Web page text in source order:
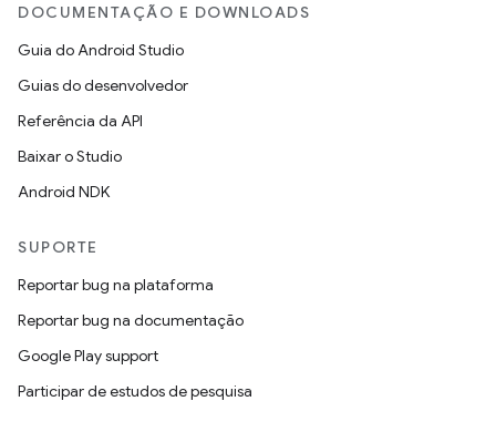
DOCUMENTAÇÃO E DOWNLOADS
Guia do Android Studio
Guias do desenvolvedor
Referência da API
Baixar o Studio
Android NDK
SUPORTE
Reportar bug na plataforma
Reportar bug na documentação
Google Play support
Participar de estudos de pesquisa